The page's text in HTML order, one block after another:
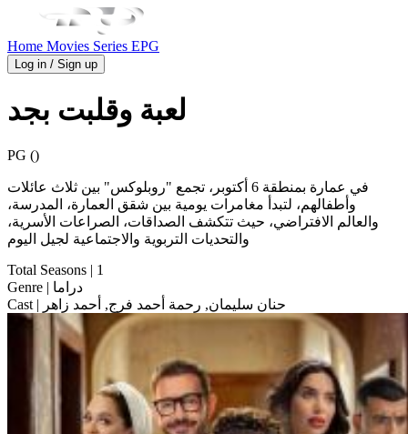
Home Movies Series EPG
Log in / Sign up
لعبة وقلبت بجد
PG ()
في عمارة بمنطقة 6 أكتوبر، تجمع "روبلوكس" بين ثلاث عائلات
وأطفالهم، لتبدأ مغامرات يومية بين شقق العمارة، المدرسة،
والعالم الافتراضي، حيث تتكشف الصداقات، الصراعات الأسرية،
والتحديات التربوية والاجتماعية لجيل اليوم
Total Seasons | 1
Genre
| دراما
Cast
| حنان سليمان, رحمة أحمد فرج, أحمد زاهر